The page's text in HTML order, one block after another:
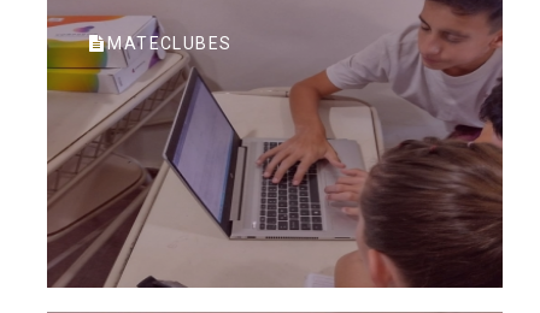
MATECLUBES